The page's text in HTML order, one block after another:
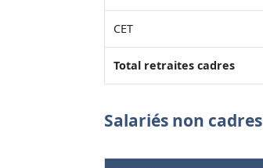
CET
Total retraites cadres
Salariés non cadres